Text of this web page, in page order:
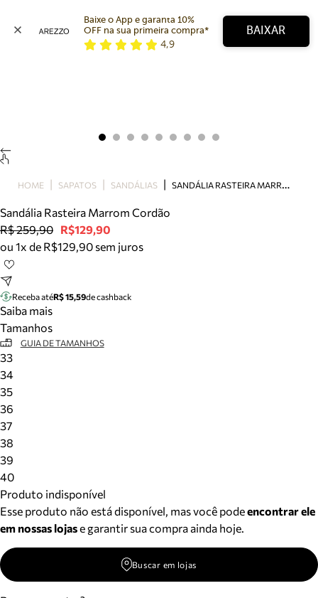
Bolsa
Tamanco
Tênis
Mule
Tire dúvidas sobre pedidos, devoluções e mais.
Meus pedidos
Acompanhe seus pedidos e solicite devoluções.
Baixe o App e garanta 10%
OFF na sua primeira compra*
4,9
BAIXAR
HOME SAPATOS SANDÁLIAS S
ANDÁLIA RASTEIRA MARROM CORDÃO
Sandália Rasteira Marrom Cordão
R$ 259,90 R$129,90
ou 1x de R$129,90 sem juros
Receba atéR$ 15,59de cashback
Saiba mais
Tamanhos
GUIA DE TAMANHOS
33
34
35
36
37
38
39
40
Produto indisponível
Esse produto não está disponível, mas você podeencontrar ele
em nossas lojase garantir sua compra ainda hoje.
Buscar em lojas